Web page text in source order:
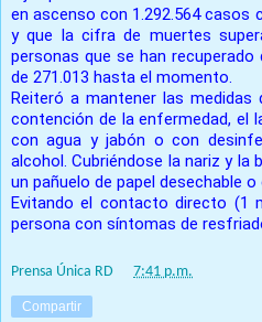
en ascenso con 1.292.564 casos
y que la cifra de muertes
personas que se han
de 271.013 hasta el momento.
Reiteró a mantener las
contención de la enfermedad, el
con agua y jabón o con
alcohol. Cubriéndose la nariz y
un pañuelo de papel desechable
Evitando el contacto directo (1
persona con síntomas de
Prensa Única RD 7:41 p.m.
Compartir